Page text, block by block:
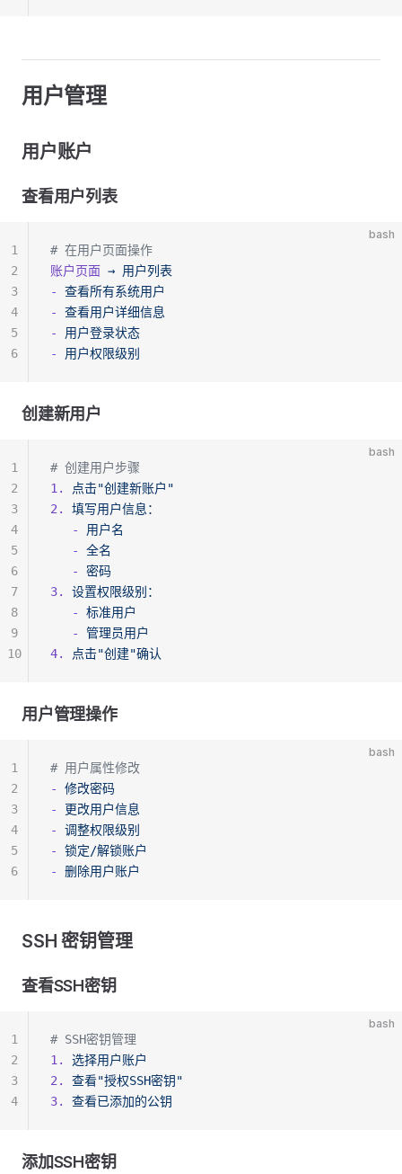
用户管理
用户账户
查看用户列表
bash
# 在用户页面操作
账户页面 → 用户列表
-
查看所有系统用户
-
查看用户详细信息
-
用户登录状态
-
用户权限级别
1
2
3
4
5
6
创建新用户
bash
# 创建用户步骤
1.
点击"创建新账户"
2.
填写用户信息：
   -
用户名
   -
全名
   -
密码
3.
设置权限级别：
   -
标准用户
   -
管理员用户
4.
点击"创建"确认
1
2
3
4
5
6
7
8
9
10
用户管理操作
bash
# 用户属性修改
-
修改密码
-
更改用户信息
-
调整权限级别
-
锁定/解锁账户
-
删除用户账户
1
2
3
4
5
6
SSH 密钥管理
查看SSH密钥
bash
# SSH密钥管理
1.
选择用户账户
2.
查看"授权SSH密钥"
3.
查看已添加的公钥
1
2
3
4
添加SSH密钥